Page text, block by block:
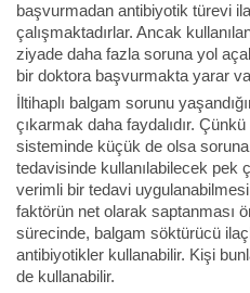
başvurmadan antibiyotik türevi
çalışmaktadırlar. Ancak
ziyade daha fazla soruna yol
bir doktora başvurmakta yarar
İltihaplı balgam sorunu
çıkarmak daha faydalıdır.
sisteminde küçük de olsa
tedavisinde kullanılabilecek pek
verimli bir tedavi
faktörün net olarak saptanması
sürecinde, balgam söktürücü
antibiyotikler kullanabilir. Kişi
de kullanabilir.